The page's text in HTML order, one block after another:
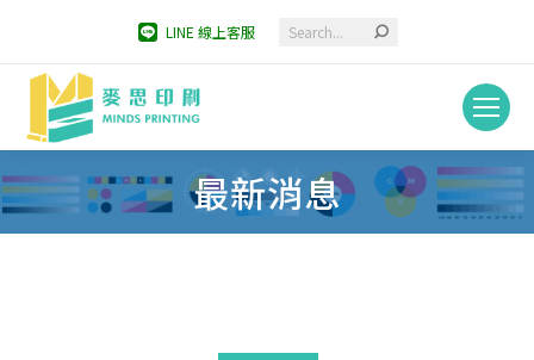
LINE 線上客服 Search:
最新消息
You are here: